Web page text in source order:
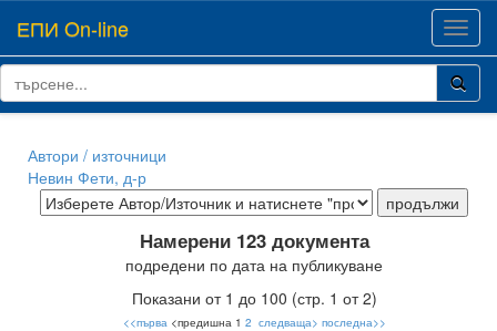
ЕПИ On-line
Автори / източници
Невин Фети, д-р
Намерени 123 документа
подредени по дата на публикуване
Показани от 1 до 100 (стр. 1 от 2)
<<първа<предишна 1 2 следваща> последна>>